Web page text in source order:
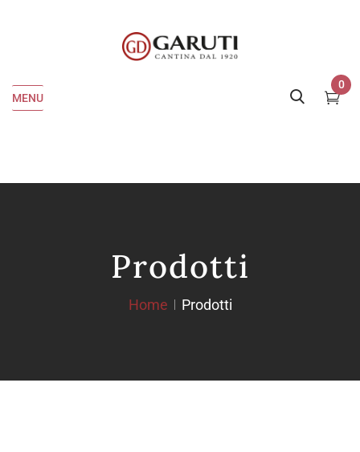
MENU
0
Prodotti
Home Prodotti